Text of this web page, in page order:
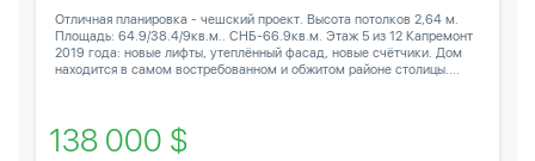
Отличная планировка - чешский проект. Высота потолков 2,64 м.
Площадь: 64.9/38.4/9кв.м.. СНБ-66.9кв.м. Этаж 5 из 12 Капремонт
2019 года: новые лифты, утеплённый фасад, новые счётчики. Дом
находится в самом востребованном и обжитом районе столицы....
138 000 $